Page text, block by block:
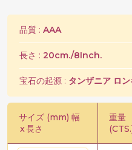
品質 : AAA
長さ : 20cm./8Inch.
宝石の起源 : タンザニア ロン
サイズ (mm) 幅
x長さ
重量